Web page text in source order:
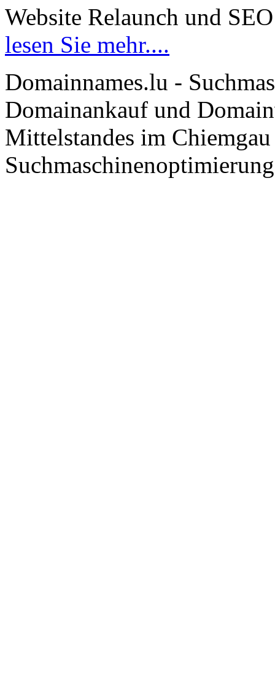
Website Relaunch und SEO
lesen Sie mehr....
Domainnames.lu -
Domainankauf und
Mittelstandes im
Suchmaschinenoptimierung